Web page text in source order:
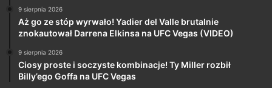
9 sierpnia 2026
Aż go ze stóp wyrwało! Yadier del Valle brutalnie
znokautował Darrena Elkinsa na UFC Vegas (VIDEO)
9 sierpnia 2026
Ciosy proste i soczyste kombinacje! Ty Miller rozbił
Billy’ego Goffa na UFC Vegas